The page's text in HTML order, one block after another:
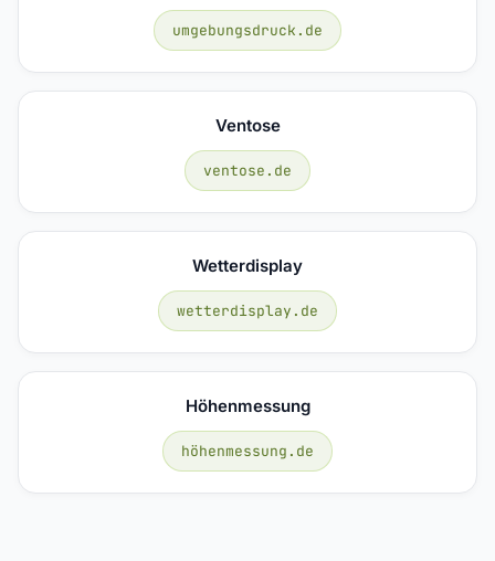
umgebungsdruck.de
Ventose
ventose.de
Wetterdisplay
wetterdisplay.de
Höhenmessung
höhenmessung.de